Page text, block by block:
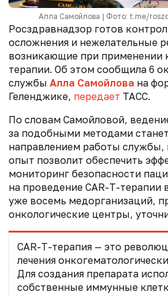
Алла Самойлова | Фото: t.me/
Росздравнадзор готов
осложнения и нежелательные
возникающие при применении
терапии. Об этом сообщила 6
службы Алла Самойлова на
Геленджике, передает ТАСС.
По словам Самойловой,
за подобными методами
направлением работы службы,
опыт позволит обеспечить
мониторинг безопасности
на проведение CAR-T-терапии
уже восемь медорганизаций,
онкологические центры,
CAR-T-терапия — это
лечения
Для создания препарата
собственные иммунные